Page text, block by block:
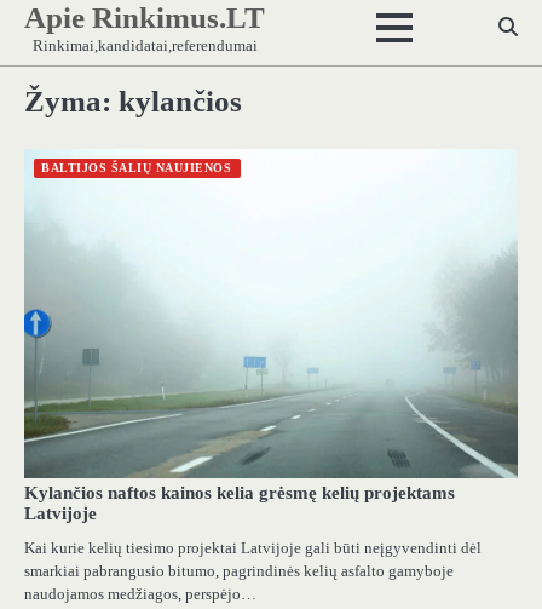
Skip
content
Apie Rinkimus.LT
Rinkimai,kandidatai,referendumai
Žyma: kylančios
BALTIJOS ŠALIŲ NAUJIENOS
Kylančios naftos kainos kelia grėsmę kelių projektams
Latvijoje
Kai kurie kelių tiesimo projektai Latvijoje gali būti neįgyvendinti dėl
smarkiai pabrangusio bitumo, pagrindinės kelių asfalto gamyboje
naudojamos medžiagos, perspėjo…